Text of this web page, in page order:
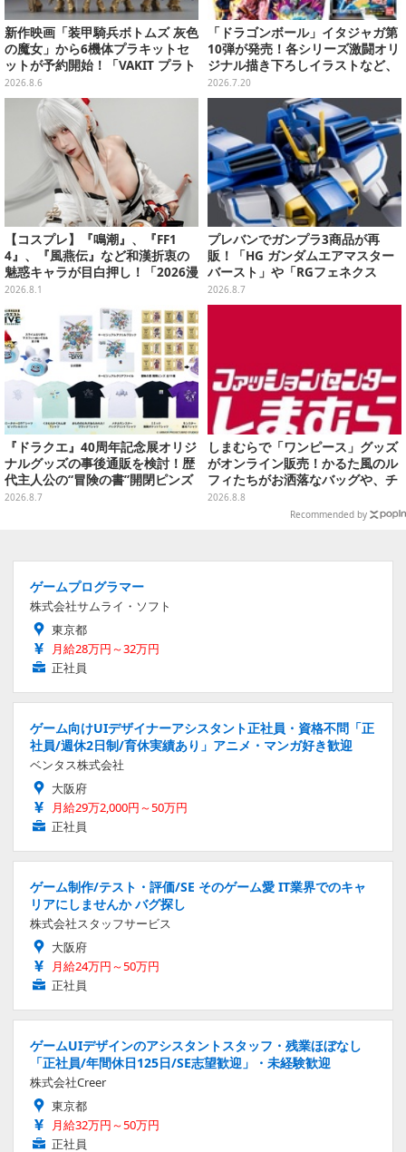
新作映画「装甲騎兵ボトムズ 灰色
の魔女」から6機体プラキットセ
ットが予約開始！「VAKIT プラト
ーン」第1弾、各部関節可動仕様
2026.8.6
「ドラゴンボール」イタジャガ第
10弾が発売！各シリーズ激闘オリ
ジナル描き下ろしイラストなど、
メタリックプラカード全30種
2026.7.20
【コスプレ】『鳴潮』、『FF1
4』、『風燕伝』など和漢折衷の
魅惑キャラが目白押し！「2026漫
画博覧会」美麗レイヤー13選【写
真39枚】
2026.8.1
プレバンでガンプラ3商品が再
販！「HG ガンダムエアマスター
バースト」や「RGフェネクス
（ナラティブVer.）」も
2026.8.7
『ドラクエ』40周年記念展オリジ
ナルグッズの事後通販を検討！歴
代主人公の“冒険の書”開閉ピンズ
をはじめ、ユニークなＴシャツや
2026.8.7
しまむらで「ワンピース」グッズ
がオンライン販売！かるた風のル
フィたちがお洒落なバッグや、チ
ョッパーが可愛いサンダルも
2026.8.8
Recommended by
ゲームプログラマー
株式会社サムライ・ソフト
東京都
月給28万円～32万円
正社員
ゲーム向けUIデザイナーアシスタント正社員・資格不問「正
社員/週休2日制/育休実績あり」アニメ・マンガ好き歓迎
ベンタス株式会社
大阪府
月給29万2,000円～50万円
正社員
ゲーム制作/テスト・評価/SE そのゲーム愛 IT業界でのキャ
リアにしませんか バグ探し
株式会社スタッフサービス
大阪府
月給24万円～50万円
正社員
ゲームUIデザインのアシスタントスタッフ・残業ほぼなし
「正社員/年間休日125日/SE志望歓迎」・未経験歓迎
株式会社Creer
東京都
月給32万円～50万円
正社員